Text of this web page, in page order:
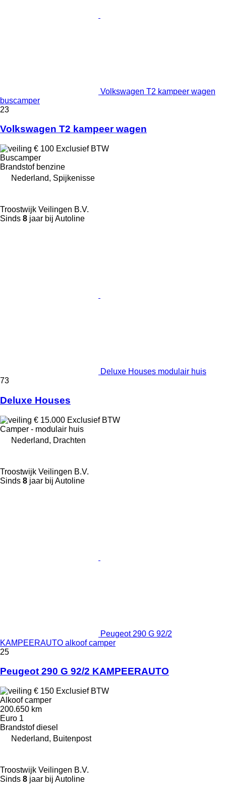
Volkswagen T2 kampeer wagen
buscamper
23
Volkswagen T2 kampeer wagen
€ 100 Exclusief BTW
Buscamper
Brandstof benzine
Nederland, Spijkenisse
Troostwijk Veilingen B.V.
Sinds 8 jaar bij Autoline
Deluxe Houses modulair huis
73
Deluxe Houses
€ 15.000 Exclusief BTW
Camper - modulair huis
Nederland, Drachten
Troostwijk Veilingen B.V.
Sinds 8 jaar bij Autoline
Peugeot 290 G 92/2
KAMPEERAUTO alkoof camper
25
Peugeot 290 G 92/2 KAMPEERAUTO
€ 150 Exclusief BTW
Alkoof camper
200.650 km
Euro 1
Brandstof diesel
Nederland, Buitenpost
Troostwijk Veilingen B.V.
Sinds 8 jaar bij Autoline